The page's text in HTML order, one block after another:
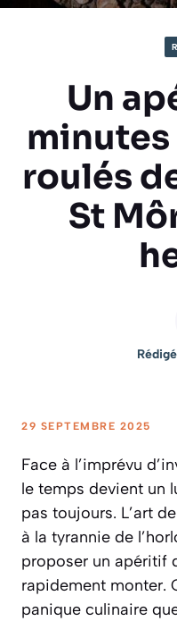
Un
minutes
roulés
St
29 SEPTEMBRE 2025
Face à l’imprévu
le temps devient un
pas toujours. L’art
à la tyrannie de
proposer un apéritif
rapidement monter.
panique culinaire